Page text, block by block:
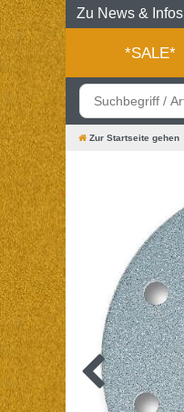
Zu News & Infos
*SALE*
Zur Startseite gehen